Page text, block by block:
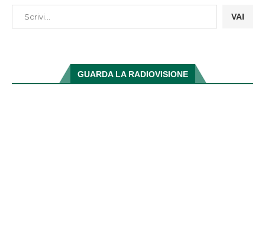
VAI
GUARDA LA RADIOVISIONE